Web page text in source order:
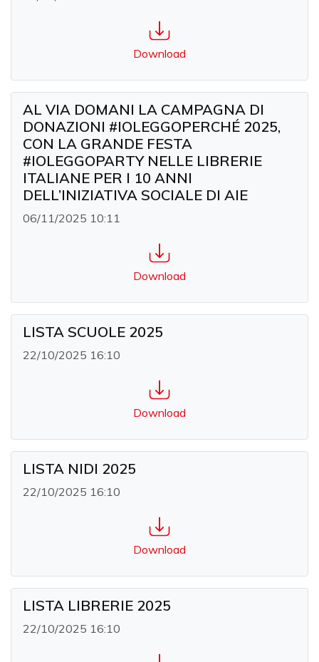
Download
AL VIA DOMANI LA CAMPAGNA DI
DONAZIONI #IOLEGGOPERCHÉ 2025,
CON LA GRANDE FESTA
#IOLEGGOPARTY NELLE LIBRERIE
ITALIANE PER I 10 ANNI
DELL’INIZIATIVA SOCIALE DI AIE
06/11/2025 10:11
Download
LISTA SCUOLE 2025
22/10/2025 16:10
Download
LISTA NIDI 2025
22/10/2025 16:10
Download
LISTA LIBRERIE 2025
22/10/2025 16:10